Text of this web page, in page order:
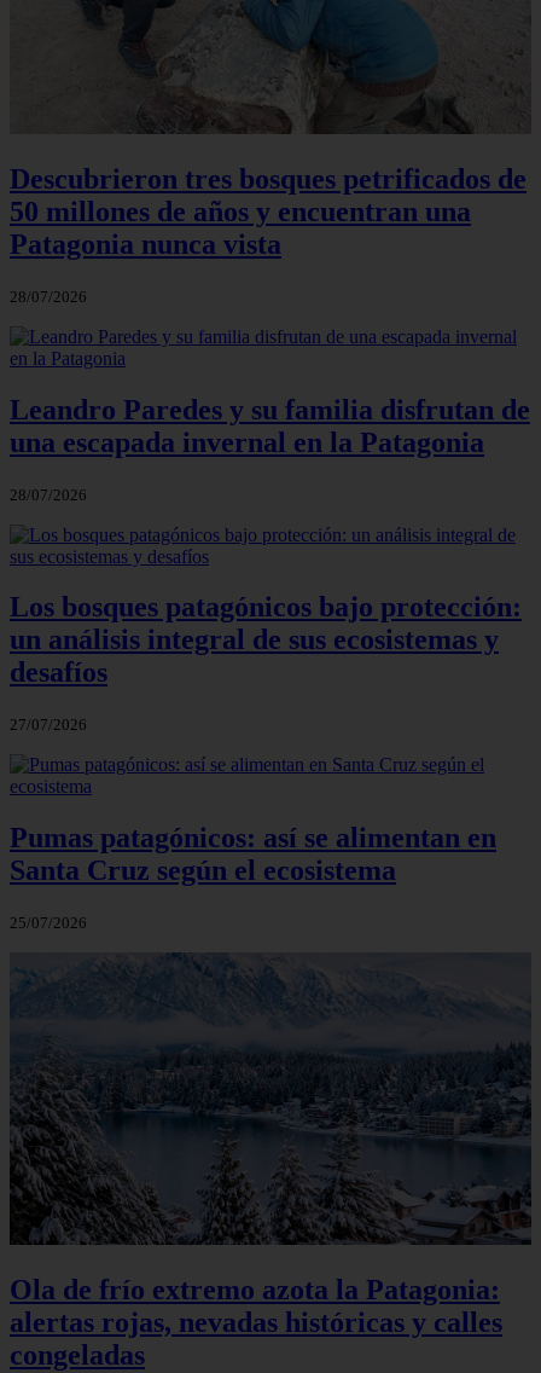
Descubrieron tres bosques petrificados de
50 millones de años y encuentran una
Patagonia nunca vista
28/07/2026
Leandro Paredes y su familia disfrutan de
una escapada invernal en la Patagonia
28/07/2026
Los bosques patagónicos bajo protección:
un análisis integral de sus ecosistemas y
desafíos
27/07/2026
Pumas patagónicos: así se alimentan en
Santa Cruz según el ecosistema
25/07/2026
Ola de frío extremo azota la Patagonia:
alertas rojas, nevadas históricas y calles
congeladas